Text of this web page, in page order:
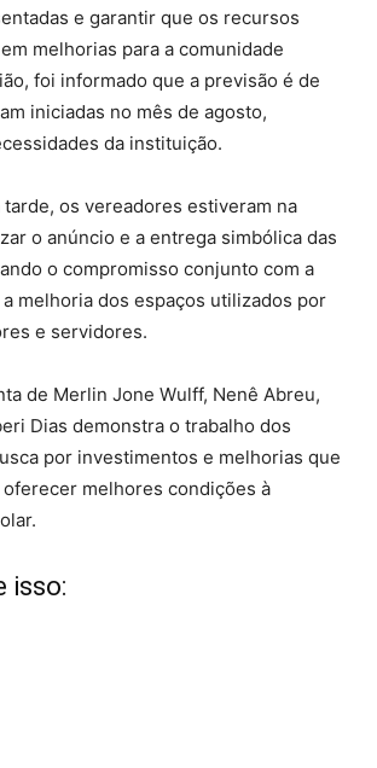
e garantir que os recursos
melhorias para a comunidade
foi informado que a previsão é de
iniciadas no mês de agosto,
da instituição.
tarde, os vereadores estiveram na
o anúncio e a entrega simbólica das
o compromisso conjunto com a
melhoria dos espaços utilizados por
e servidores.
de Merlin Jone Wulff, Nenê Abreu,
Dias demonstra o trabalho dos
por investimentos e melhorias que
melhores condições à
isso: